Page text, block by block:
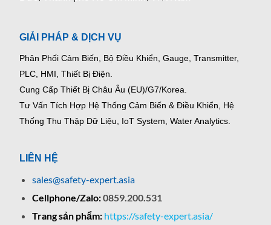
GIẢI PHÁP & DỊCH VỤ
Phân Phối Cảm Biến, Bộ Điều Khiển, Gauge, Transmitter,
PLC, HMI, Thiết Bị Điện.
Cung Cấp Thiết Bị Châu Âu (EU)/G7/Korea.
Tư Vấn Tích Hợp Hệ Thống Cảm Biến & Điều Khiển, Hệ
Thống Thu Thập Dữ Liệu, IoT System, Water Analytics.
LIÊN HỆ
sales@safety-expert.asia
Cellphone/Zalo:0859.200.531
Trang sản phẩm: https://safety-expert.asia/